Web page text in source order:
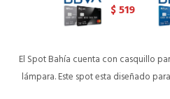
$519
El Spot Bahía cuenta con casquillo
lámpara. Este spot esta diseñado